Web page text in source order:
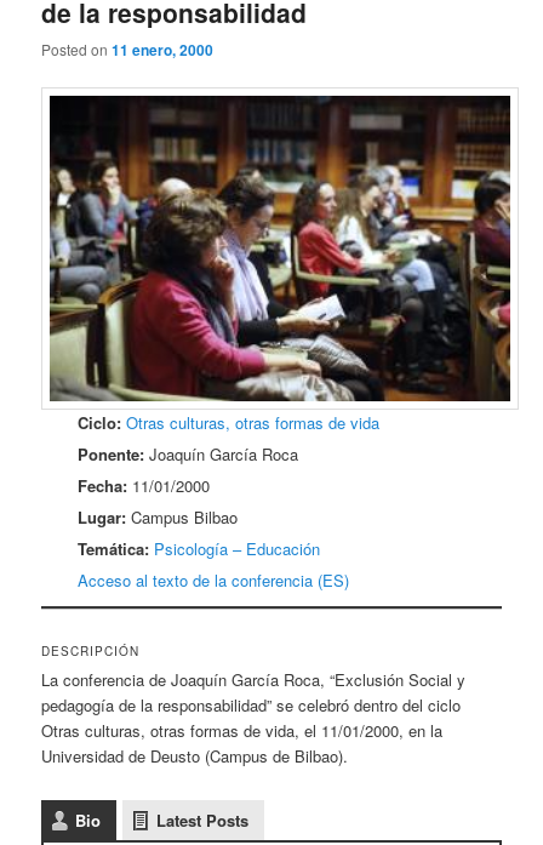
de la responsabilidad
Posted on11 enero, 2000
Ciclo: Otras culturas, otras formas de vida
Ponente: Joaquín García Roca
Fecha: 11/01/2000
Lugar: Campus Bilbao
Temática: Psicología – Educación
Acceso al texto de la conferencia (ES)
DESCRIPCIÓN
La conferencia de Joaquín García Roca, “Exclusión Social y
pedagogía de la responsabilidad” se celebró dentro del ciclo
Otras culturas, otras formas de vida, el 11/01/2000, en la
Universidad de Deusto (Campus de Bilbao).
Bio Latest Posts